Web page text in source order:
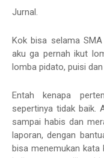
Jurnal.
Kok bisa selama
aku ga pernah ikut
lomba pidato, puisi
Entah kenapa
sepertinya tidak baik.
sampai habis dan
laporan, dengan
bisa menemukan kata